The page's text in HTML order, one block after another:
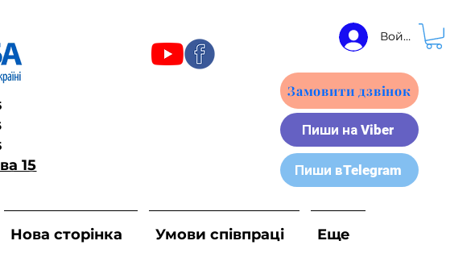
Пиши вTelegram
Пиши на Viber
Замовити дзвінок
15
Нова сторінка Умови співпраці Еще
Войти